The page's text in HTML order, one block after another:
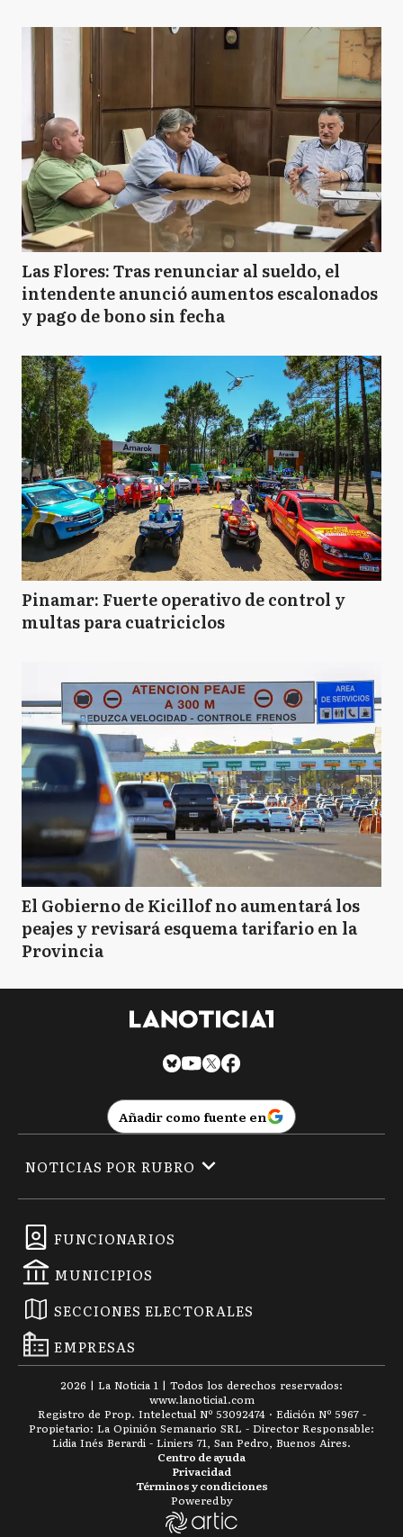
Las Flores: Tras renunciar al sueldo, el
intendente anunció aumentos escalonados
y pago de bono sin fecha
Pinamar: Fuerte operativo de control y
multas para cuatriciclos
El Gobierno de Kicillof no aumentará los
peajes y revisará esquema tarifario en la
Provincia
Añadir como fuente en
FUNCIONARIOS
MUNICIPIOS
SECCIONES ELECTORALES
EMPRESAS
NOTICIAS POR RUBRO
2026 | La Noticia 1 | Todos los derechos reservados:
www.lanoticia1.com
Registro de Prop. Intelectual Nº 53092474 · Edición Nº 5967 -
Propietario: La Opinión Semanario SRL - Director Responsable:
Lidia Inés Berardi - Liniers 71, San Pedro, Buenos Aires.
Términos y condiciones
Privacidad
Centro de ayuda
Powered by